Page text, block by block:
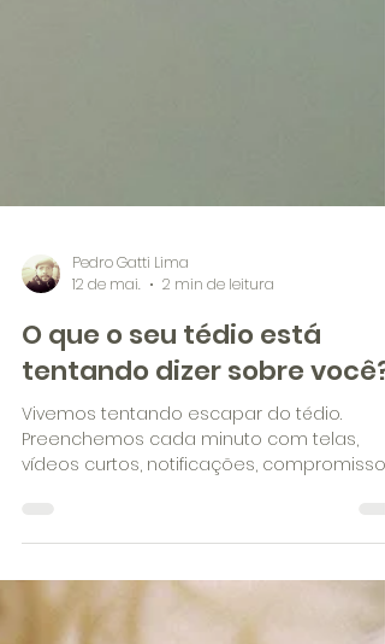
O que o seu tédio está
tentando dizer sobre você?